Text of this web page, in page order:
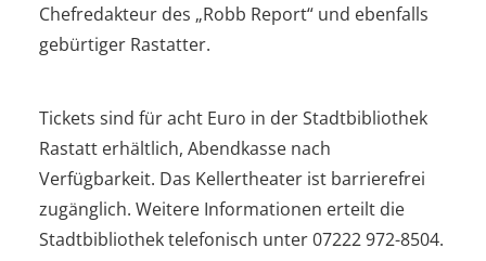
Chefredakteur des „Robb Report“ und ebenfalls
gebürtiger Rastatter.
Tickets sind für acht Euro in der Stadtbibliothek
Rastatt erhältlich, Abendkasse nach
Verfügbarkeit. Das Kellertheater ist barrierefrei
zugänglich. Weitere Informationen erteilt die
Stadtbibliothek telefonisch unter 07222 972-8504.